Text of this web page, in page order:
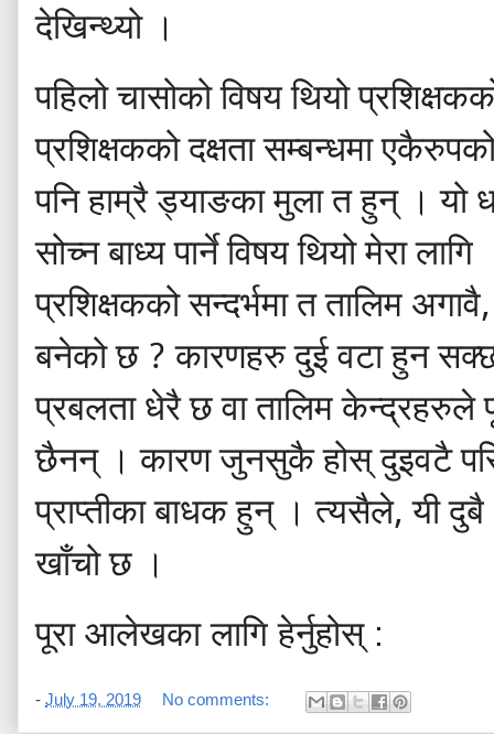
देखिन्थ्यो ।
पहिलो चासोको विषय थियो
प्रशिक्षकको दक्षता सम्बन्धमा
पनि हाम्रै ड्याङका मुला त हुन् । यो
सोच्न बाध्य पार्ने विषय थियो मेरा लागि
प्रशिक्षकको सन्दर्भमा त तालिम अगावै
बनेको छ ?कारणहरु दुई वटा हुन
प्रबलता धेरै छ वा तालिम केन्द्रहरुले
छैनन् । कारण जुनसुकै होस् दुइवटै
प्राप्तीका बाधक हुन् । त्यसैले,यी दुबै
खाँचो छ ।
पूरा आलेखका लागि हेर्नुहोस् :
- July 19, 2019 No comments: